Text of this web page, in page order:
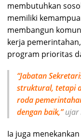
membutuhkan
memiliki
membangun
kerja
program prioritas
“Jabatan
struktural, tetapi
roda
dengan baik,”ujar
Ia juga